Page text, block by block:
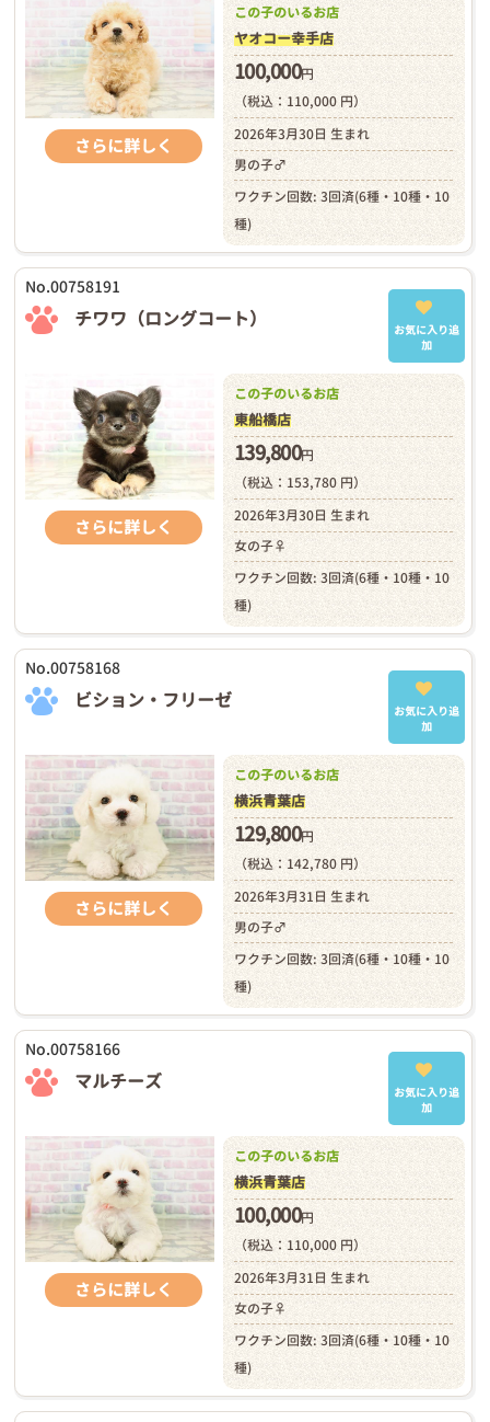
さらに詳しく
この子のいるお店
ヤオコー幸手店
100,000円
（税込：110,000 円）
2026年3月30日 生まれ
男の子♂
ワクチン回数: 3回済(6種・10種・10
種)
No.00758191
チワワ（ロングコート）
お気に入り追
加
さらに詳しく
この子のいるお店
東船橋店
139,800円
（税込：153,780 円）
2026年3月30日 生まれ
女の子♀
ワクチン回数: 3回済(6種・10種・10
種)
No.00758168
ビション・フリーゼ
お気に入り追
加
さらに詳しく
この子のいるお店
横浜青葉店
129,800円
（税込：142,780 円）
2026年3月31日 生まれ
男の子♂
ワクチン回数: 3回済(6種・10種・10
種)
No.00758166
マルチーズ
お気に入り追
加
さらに詳しく
この子のいるお店
横浜青葉店
100,000円
（税込：110,000 円）
2026年3月31日 生まれ
女の子♀
ワクチン回数: 3回済(6種・10種・10
種)